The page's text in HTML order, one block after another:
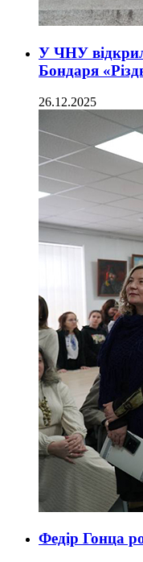
У ЧНУ
Бондаря
26.12.2025
Федір Гонца